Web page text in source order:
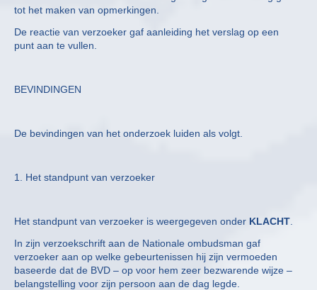
tot het maken van opmerkingen.
De reactie van verzoeker gaf aanleiding het verslag op een
punt aan te vullen.
BEVINDINGEN
De bevindingen van het onderzoek luiden als volgt.
1. Het standpunt van verzoeker
Het standpunt van verzoeker is weergegeven onder KLACHT
In zijn verzoekschrift aan de Nationale ombudsman gaf
verzoeker aan op welke gebeurtenissen hij zijn vermoeden
baseerde dat de BVD – op voor hem zeer bezwarende wijze –
belangstelling voor zijn persoon aan de dag legde.